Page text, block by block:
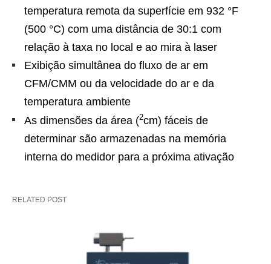
temperatura remota da superfície em 932 °F
(500 °C) com uma distância de 30:1 com
relação à taxa no local e ao mira à laser
Exibição simultânea do fluxo de ar em
CFM/CMM ou da velocidade do ar e da
temperatura ambiente
As dimensões da área (2cm) fáceis de
determinar são armazenadas na memória
interna do medidor para a próxima ativação
RELATED POST